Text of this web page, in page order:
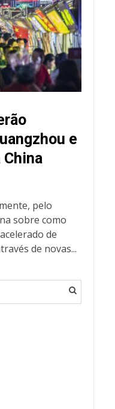
e
pelo
sobre como
de
de novas...